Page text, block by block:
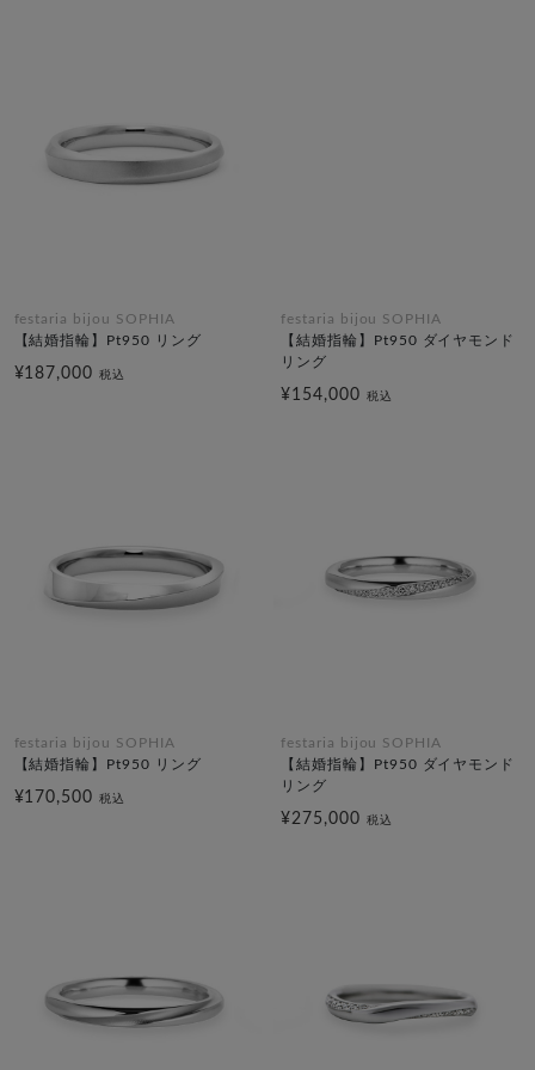
festaria bijou SOPHIA
【結婚指輪】Pt950 リング
¥187,000税込
festaria bijou SOPHIA
【結婚指輪】Pt950 ダイヤモンド
リング
¥154,000 税込
festaria bijou SOPHIA
【結婚指輪】Pt950 リング
¥170,500税込
festaria bijou SOPHIA
【結婚指輪】Pt950 ダイヤモンド
リング
¥275,000 税込